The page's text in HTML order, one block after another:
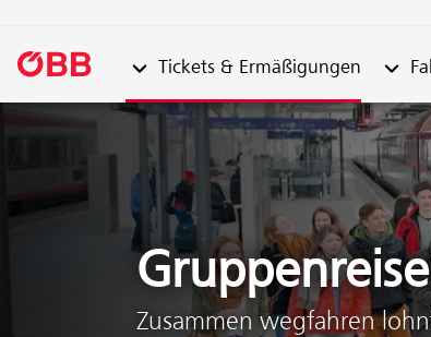
Zum Inhalt springen (Alt + 0)
Zum Menü springen (Alt + 1)
Untermenü von "Tickets &
Tickets & Ermäßigungen
Zusammen wegfahren